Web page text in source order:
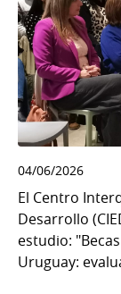
04/06/2026
El Centro
Desarrollo
estudio:
Uruguay: